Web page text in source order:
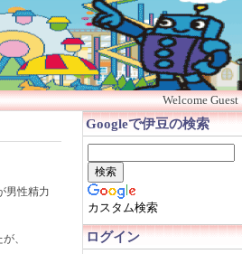
Welcome Guest
男性精力
、
Googleで伊豆の検索
カスタム検索
ログイン